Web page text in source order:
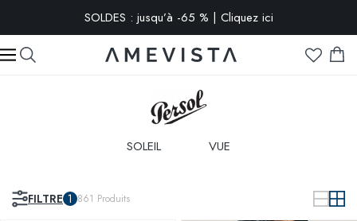
-10% extra sur toutes les lunettes avec verres correcteurs | Code
: VISION10
SOLEIL VUE
FILTRE 1 861 Produits